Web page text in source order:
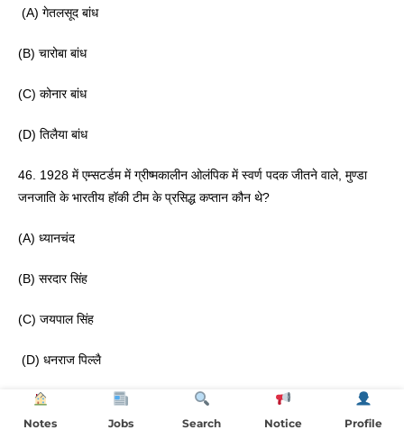
(A) गेतलसूद बांध
(B) चारोबा बांध
(C) कोनार बांध
(D) तिलैया बांध
46. 1928 में एम्सटर्डम में ग्रीष्मकालीन ओलंपिक में स्वर्ण पदक जीतने वाले, मुण्डा
जनजाति के भारतीय हॉकी टीम के प्रसिद्ध कप्तान कौन थे?
(A) ध्यानचंद
(B) सरदार सिंह
(C) जयपाल सिंह
(D) धनराज पिल्लै
Notes Jobs Search Notice Profile